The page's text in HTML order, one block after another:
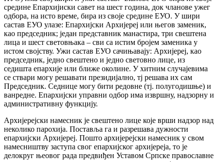
средине Епархијиски савет на шест година, док чланове ужег
одбора, на исто време, бира из своје средине ЕУО. У шири
састав ЕУО улазе: Епархијски Архијереј или његов заменик,
као председник; један представник манастира, три свештена
лица и шест световњака – сви са истим бројем заменика у
истом својству. Ужи састав ЕУО сачињавају: Архијереј, као
председник, једно свештено и једно световно лице, из
седишта епархије или ближе околине. У хитним случајевима
се ствари могу решавати президијално, тј решава их сам
Председник. Седнице могу бити редовне (тј. полугодишње) и
ванредне. Епархијски управни одбор има извршну, надзорну и
административну функцију.
Архијерејски намесник је свештено лице које врши надзор над
неколико парохија. Поставља га и разрешава дужности
епархијски Архијереј. Пошто архијерејски намесник у свом
намесништву заступа свог епархијског архијереја, то је
делокруг њеовог рада предвиђен Уставом Српске православне